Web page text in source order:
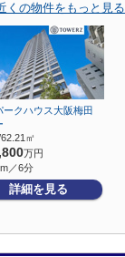
くの物件をもっと見る
ークハウス大阪梅田
㎡
万円
／6分
詳細を見る